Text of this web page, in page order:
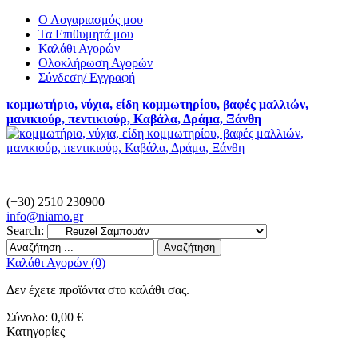
Ο Λογαριασμός μου
Τα Επιθυμητά μου
Καλάθι Αγορών
Ολοκλήρωση Αγορών
Σύνδεση/ Εγγραφή
κομμωτήριο, νύχια, είδη κομμωτηρίου, βαφές μαλλιών,
μανικιούρ, πεντικιούρ, Καβάλα, Δράμα, Ξάνθη
(+30) 2510 230900
info@niamo.gr
Search:
Αναζήτηση
Καλάθι Αγορών (0)
Δεν έχετε προϊόντα στο καλάθι σας.
Σύνολο: 0,00 €
Κατηγορίες